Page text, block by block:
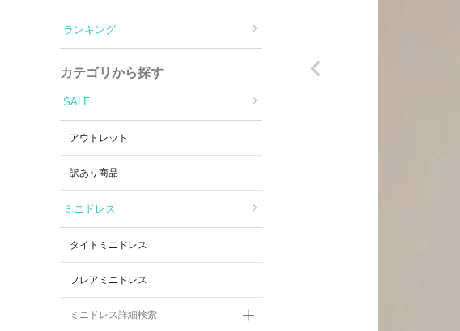
ランキング
カテゴリから探す
SALE
アウトレット
訳あり商品
ミニドレス
タイトミニドレス
フレアミニドレス
ミニドレス詳細検索